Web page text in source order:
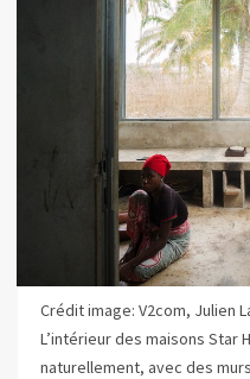
Crédit image: V2com, Julien
L’intérieur des maisons
naturellement, avec des